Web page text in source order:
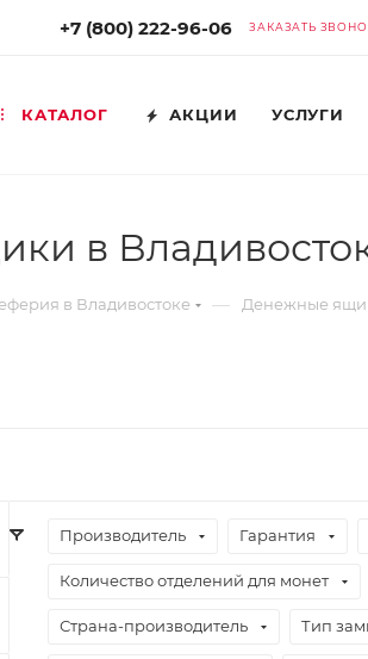
+7 (800) 222-96-06 ЗАКАЗАТЬ
КАТАЛОГ АКЦИИ УСЛУГИ
в
в Владивостоке — Денежные
Производитель Гарантия
Количество отделений для монет
Страна-производитель Тип